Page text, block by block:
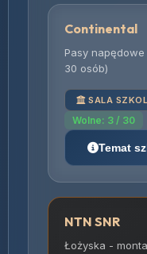
Continental
Pasy
30 osób)
SALA
Wolne: 3 / 30
Temat
NTN SNR
Łożyska -